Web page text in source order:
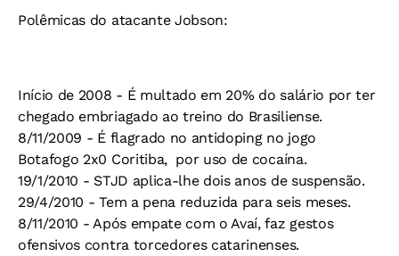
Polêmicas do atacante Jobson:
Início de 2008 - É multado em 20% do salário por ter
chegado embriagado ao treino do Brasiliense.
8/11/2009 - É flagrado no antidoping no jogo
Botafogo 2x0 Coritiba, por uso de cocaína.
19/1/2010 - STJD aplica-lhe dois anos de suspensão.
29/4/2010 - Tem a pena reduzida para seis meses.
8/11/2010 - Após empate com o Avaí, faz gestos
ofensivos contra torcedores catarinenses.